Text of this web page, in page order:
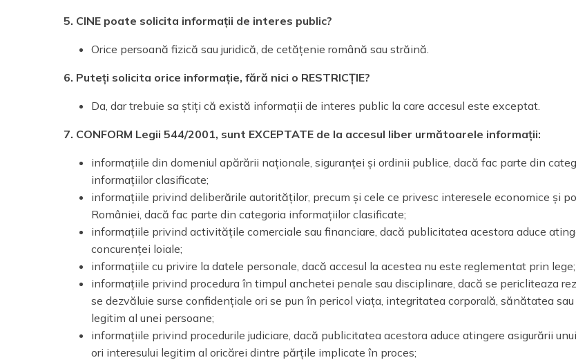
5. CINE poate solicita informații de interes public?
Orice persoană fizică sau juridică, de cetățenie română sau străină.
6. Puteți solicita orice informație, fără nici o RESTRICȚIE?
Da, dar trebuie sa știți că există informații de interes public la care accesul este exceptat.
7. CONFORM Legii 544/2001, sunt EXCEPTATE de la accesul liber următoarele informații:
informațiile din domeniul apărării naționale, siguranței și ordinii publice, dacă fac parte din
informațiilor clasificate;
informațiile privind deliberările autorităților, precum și cele ce privesc interesele economice și
României, dacă fac parte din categoria informațiilor clasificate;
informațiile privind activitățile comerciale sau financiare, dacă publicitatea acestora aduce
concurenței loiale;
informațiile cu privire la datele personale, dacă accesul la acestea nu este reglementat prin lege;
informațiile privind procedura în timpul anchetei penale sau disciplinare, dacă se pericliteaza
se dezvăluie surse confidențiale ori se pun în pericol viața, integritatea corporală, sănătatea
legitim al unei persoane;
informațiile privind procedurile judiciare, dacă publicitatea acestora aduce atingere asigurării
ori interesului legitim al oricărei dintre părțile implicate în proces;